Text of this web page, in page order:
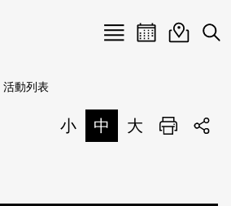
Menu
活動日曆活動地圖
展
活動列表
小 中 大 列印